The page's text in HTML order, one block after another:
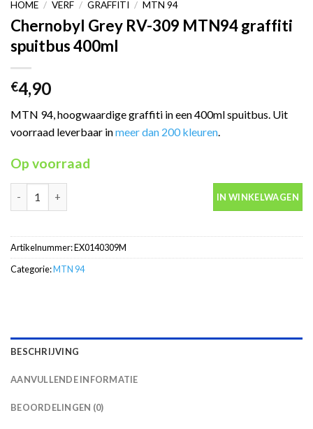
HOME / VERF / GRAFFITI / MTN 94
Chernobyl Grey RV-309 MTN94 graffiti
spuitbus 400ml
€4,90
MTN 94, hoogwaardige graffiti in een 400ml spuitbus. Uit
voorraad leverbaar inmeer dan 200 kleuren.
Op voorraad
IN WINKELWAGEN
Artikelnummer:EX0140309M
Categorie:MTN 94
BESCHRIJVING
AANVULLENDE INFORMATIE
BEOORDELINGEN (0)